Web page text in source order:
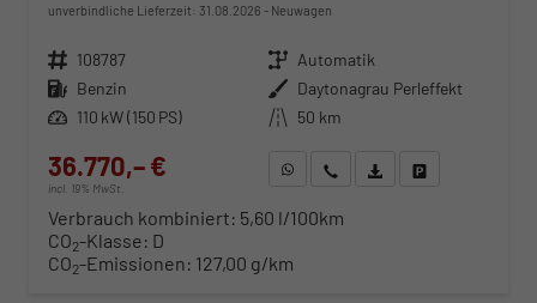
unverbindliche Lieferzeit: 31.08.2026 Neuwagen
Fahrzeugnr. 108787 Getriebe Automatik
Kraftstoff Benzin Außenfarbe Daytonagrau Perleffekt
Leistung 110 kW (150 PS) Kilometerstand 50 km
36.770,– €
incl. 19% MwSt.
WhatsApp anfragen
Wir rufen Sie anFahrzeugexposé (PDF)
Verbrauch kombiniert: 5,60 l/100km
CO2-Klasse: D
CO2-Emissionen: 127,00 g/km